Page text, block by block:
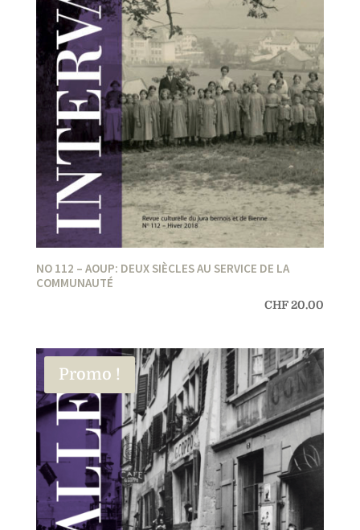
NO 112 – AOUP: DEUX SIÈCLES AU SERVICE DE LA
COMMUNAUTÉ
CHF20.00
Promo !